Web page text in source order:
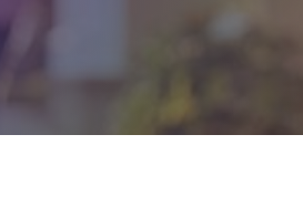
sécuriser sa
est